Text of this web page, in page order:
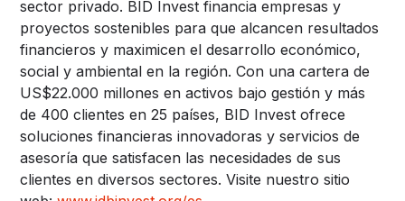
sector privado. BID Invest financia empresas y
proyectos sostenibles para que alcancen resultados
financieros y maximicen el desarrollo económico,
social y ambiental en la región. Con una cartera de
US$22.000 millones en activos bajo gestión y más
de 400 clientes en 25 países, BID Invest ofrece
soluciones financieras innovadoras y servicios de
asesoría que satisfacen las necesidades de sus
clientes en diversos sectores. Visite nuestro sitio